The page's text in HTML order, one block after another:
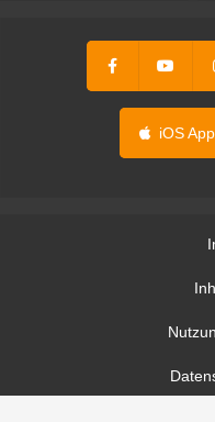
iOS App